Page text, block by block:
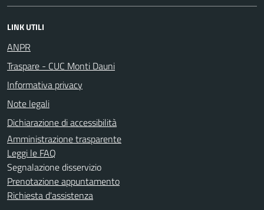
LINK UTILI
ANPR
Traspare - CUC Monti Dauni
Informativa privacy
Note legali
Dichiarazione di accessibilità
Amministrazione trasparente
Leggi le FAQ
Segnalazione disservizio
Prenotazione appuntamento
Richiesta d'assistenza